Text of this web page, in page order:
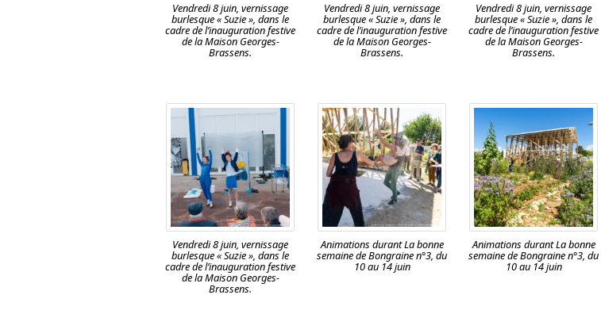
Vendredi 8 juin, vernissage
burlesque « Suzie », dans le
cadre de l’inauguration festive
de la Maison Georges-
Brassens.
Vendredi 8 juin, vernissage
burlesque « Suzie », dans le
cadre de l’inauguration festive
de la Maison Georges-
Brassens.
Vendredi 8 juin, vernissage
burlesque « Suzie », dans le
cadre de l’inauguration festive
de la Maison Georges-
Brassens.
Vendredi 8 juin, vernissage
burlesque « Suzie », dans le
cadre de l’inauguration festive
de la Maison Georges-
Brassens.
Animations durant La bonne
semaine de Bongraine n°3, du
10 au 14 juin
Animations durant La bonne
semaine de Bongraine n°3, du
10 au 14 juin